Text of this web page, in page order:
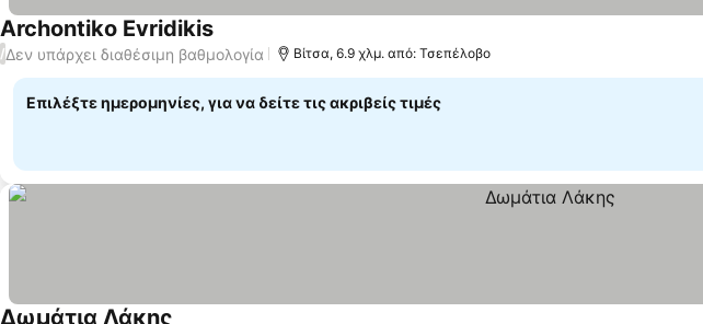
Archontiko Evridikis
/Δεν υπάρχει διαθέσιμη βαθμολογία Βίτσα, 6.9 χλμ. από: Τσεπέλοβο
Επιλέξτε ημερομηνίες, για να δείτε τις ακριβείς τιμές
Δωμάτια Λάκης